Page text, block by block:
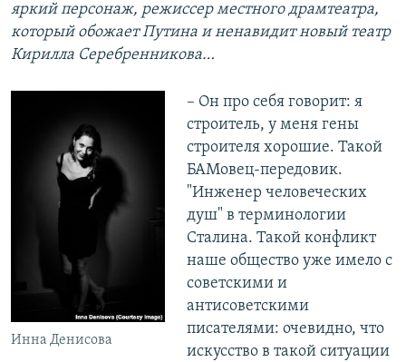
яркий персонаж, режиссер местного драмтеатра,
который обожает Путина и ненавидит новый театр
Кирилла Серебренникова…
Инна Денисова
– Он про себя говорит: я
строитель, у меня гены
строителя хорошие. Такой
БАМовец-передовик.
"Инженер человеческих
душ" в терминологии
Сталина. Такой конфликт
наше общество уже имело с
советскими и
антисоветскими
писателями: очевидно, что
искусство в такой ситуации